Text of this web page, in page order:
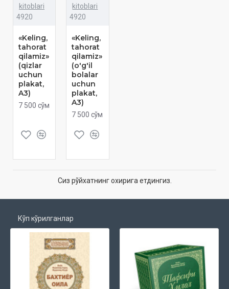
kitoblari
4920
«Keling,
tahorat
qilamiz»
(qizlar
uchun
plakat,
A3)
7 500 сўм
kitoblari
4920
«Keling,
tahorat
qilamiz»
(o'g'il
bolalar
uchun
plakat,
A3)
7 500 сўм
Сиз рўйхатнинг охирига етдингиз.
Кўп кўрилганлар